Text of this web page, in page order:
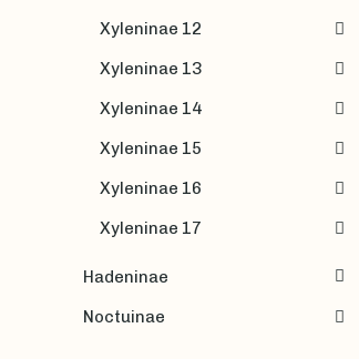
Xyleninae 12
Xyleninae 13
Xyleninae 14
Xyleninae 15
Xyleninae 16
Xyleninae 17
Hadeninae
Noctuinae